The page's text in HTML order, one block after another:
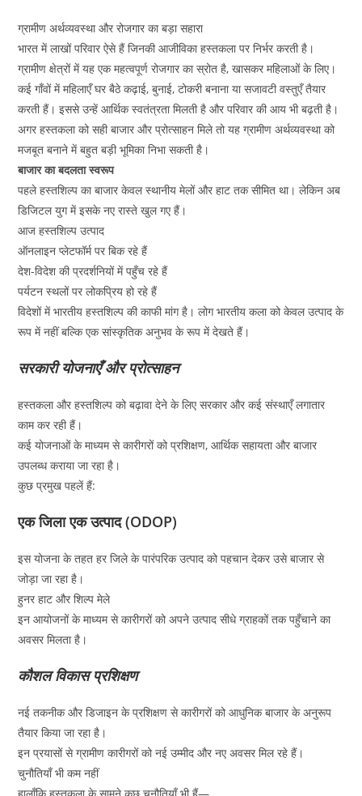
ग्रामीण अर्थव्यवस्था और रोजगार का बड़ा सहारा
भारत में लाखों परिवार ऐसे हैं जिनकी आजीविका हस्तकला पर निर्भर करती है।
ग्रामीण क्षेत्रों में यह एक महत्वपूर्ण रोजगार का स्रोत है, खासकर महिलाओं के लिए।
कई गाँवों में महिलाएँ घर बैठे कढ़ाई, बुनाई, टोकरी बनाना या सजावटी वस्तुएँ तैयार
करती हैं। इससे उन्हें आर्थिक स्वतंत्रता मिलती है और परिवार की आय भी बढ़ती है।
अगर हस्तकला को सही बाजार और प्रोत्साहन मिले तो यह ग्रामीण अर्थव्यवस्था को
मजबूत बनाने में बहुत बड़ी भूमिका निभा सकती है।
बाजार का बदलता स्वरूप
पहले हस्तशिल्प का बाजार केवल स्थानीय मेलों और हाट तक सीमित था। लेकिन अब
डिजिटल युग में इसके नए रास्ते खुल गए हैं।
आज हस्तशिल्प उत्पाद
ऑनलाइन प्लेटफॉर्म पर बिक रहे हैं
देश-विदेश की प्रदर्शनियों में पहुँच रहे हैं
पर्यटन स्थलों पर लोकप्रिय हो रहे हैं
विदेशों में भारतीय हस्तशिल्प की काफी मांग है। लोग भारतीय कला को केवल उत्पाद के
रूप में नहीं बल्कि एक सांस्कृतिक अनुभव के रूप में देखते हैं।
सरकारी योजनाएँ और प्रोत्साहन
हस्तकला और हस्तशिल्प को बढ़ावा देने के लिए सरकार और कई संस्थाएँ लगातार
काम कर रही हैं।
कई योजनाओं के माध्यम से कारीगरों को प्रशिक्षण, आर्थिक सहायता और बाजार
उपलब्ध कराया जा रहा है।
कुछ प्रमुख पहलें हैं:
एक जिला एक उत्पाद (ODOP)
इस योजना के तहत हर जिले के पारंपरिक उत्पाद को पहचान देकर उसे बाजार से
जोड़ा जा रहा है।
हुनर हाट और शिल्प मेले
इन आयोजनों के माध्यम से कारीगरों को अपने उत्पाद सीधे ग्राहकों तक पहुँचाने का
अवसर मिलता है।
कौशल विकास प्रशिक्षण
नई तकनीक और डिजाइन के प्रशिक्षण से कारीगरों को आधुनिक बाजार के अनुरूप
तैयार किया जा रहा है।
इन प्रयासों से ग्रामीण कारीगरों को नई उम्मीद और नए अवसर मिल रहे हैं।
चुनौतियाँ भी कम नहीं